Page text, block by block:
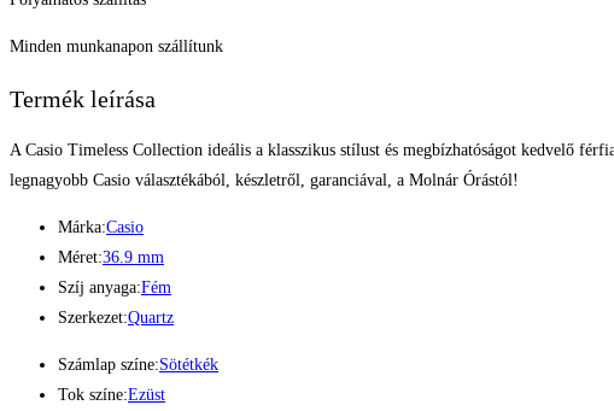
Minden munkanapon szállítunk
Termék leírása
A Casio Timeless Collection ideális a klasszikus stílust és megbízhatóságot kedvelő
legnagyobb Casio választékából, készletről, garanciával, a Molnár Órástól!
Márka:Casio
Méret:36.9 mm
Szíj anyaga:Fém
Szerkezet:Quartz
Számlap színe:Sötétkék
Tok színe:Ezüst